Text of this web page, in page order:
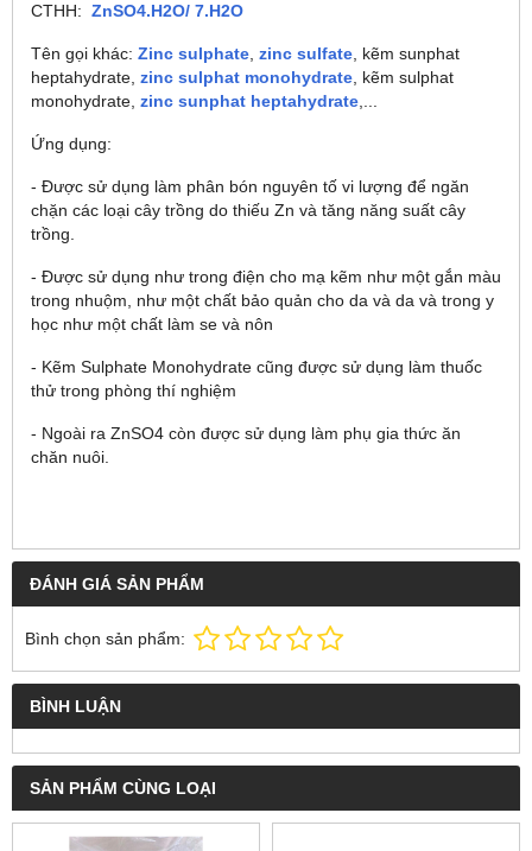
CTHH: ZnSO4.H2O/ 7.H2O
Tên gọi khác: Zinc sulphate zinc sulfate , kẽm sunphat
heptahydrate, zinc sulphat monohydrate , kẽm sulphat
monohydrate, zinc sunphat heptahydrate
Ứng dụng:
- Được sử dụng làm phân bón nguyên tố vi lượng để ngăn
chặn các loại cây trồng do thiếu Zn và tăng năng suất cây
trồng.
- Được sử dụng như trong điện cho mạ kẽm như một gắn màu
trong nhuộm, như một chất bảo quản cho da và da và trong y
học như một chất làm se và nôn
- Kẽm Sulphate Monohydrate cũng được sử dụng làm thuốc
thử trong phòng thí nghiệm
- Ngoài ra ZnSO4 còn được sử dụng làm phụ gia thức ăn
chăn nuôi.
ĐÁNH GIÁ SẢN PHẨM
Bình chọn sản phẩm:
BÌNH LUẬN
SẢN PHẨM CÙNG LOẠI